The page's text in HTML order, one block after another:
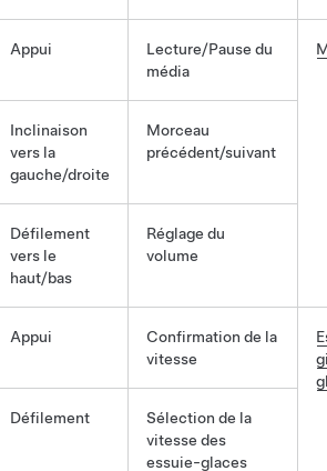
Appui
Lecture/Pause du
média
Inclinaison
vers la
gauche/droite
Morceau
précédent/suivant
Défilement
vers le
haut/bas
Réglage du
volume
Appui
Confirmation de la
vitesse
Défilement
Sélection de la
vitesse des
essuie-glaces